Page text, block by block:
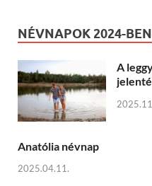
NÉVNAPOK 2024-BEN
A
Anatólia névnap
2025.04.11.